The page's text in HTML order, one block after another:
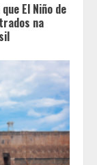
El Niño de
na